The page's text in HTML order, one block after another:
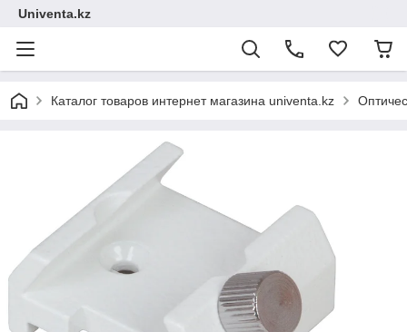
Univenta.kz
Каталог товаров интернет магазина univenta.kz